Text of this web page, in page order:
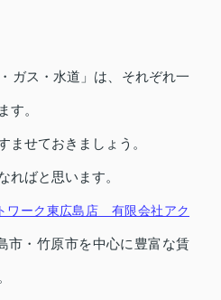
ガス・水道」は、それぞれ一
す。
ませておきましょう。
ればと思います。
ワーク東広島店 有限会社アク
市・竹原市を中心に豊富な賃